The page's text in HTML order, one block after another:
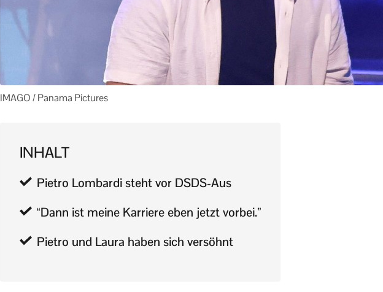
IMAGO / Panama Pictures
INHALT
Pietro Lombardi steht vor DSDS-Aus
“Dann ist meine Karriere eben jetzt vorbei.”
Pietro und Laura haben sich versöhnt